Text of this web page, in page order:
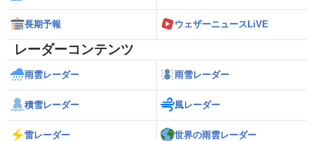
長期予報 ウェザーニュースLiVE
レーダーコンテンツ
雨雲レーダー 雨雪レーダー
積雪レーダー 風レーダー
雷レーダー 世界の雨雲レーダー